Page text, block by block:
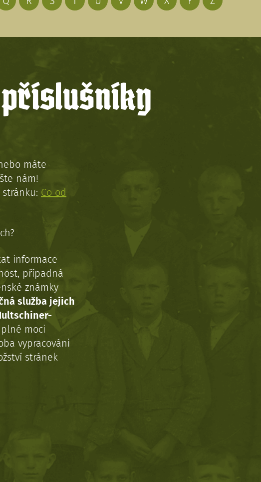
máte
nám!
Co od
informace
případná
známky
služba jejich
moci
vypracováni
stránek